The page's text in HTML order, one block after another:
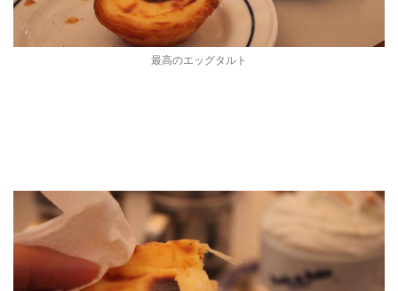
最高のエッグタルト